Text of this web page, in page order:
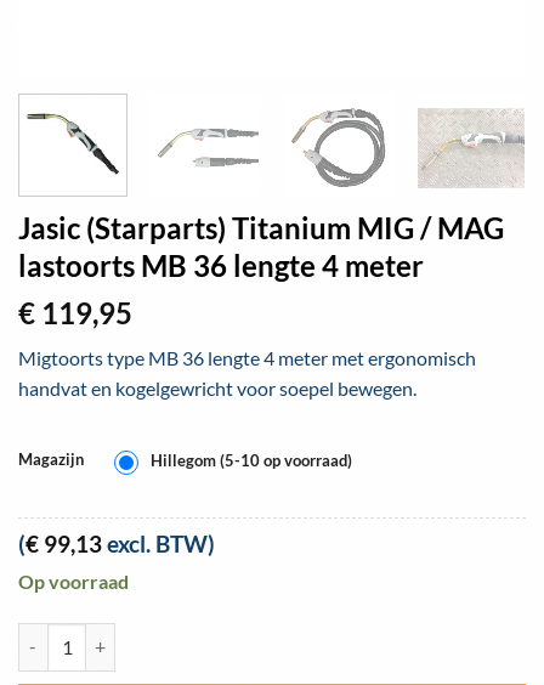
Jasic (Starparts) Titanium MIG / MAG
lastoorts MB 36 lengte 4 meter
€ 119,95
Migtoorts type MB 36 lengte 4 meter met ergonomisch
handvat en kogelgewricht voor soepel bewegen.
Magazijn Hillegom (5-10 op voorraad)
(€ 99,13excl. BTW)
Op voorraad